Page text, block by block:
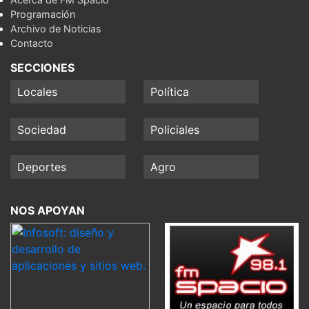
Programación
Archivo de Noticias
Contacto
SECCIONES
Locales
Política
Sociedad Policiales
Deportes Agro
NOS APOYAN